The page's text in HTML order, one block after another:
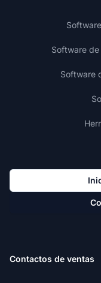
Software
Software
Contactos de ventas